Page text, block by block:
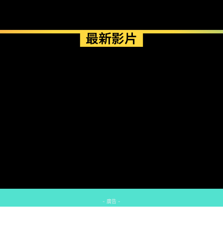
最新影片
- 廣告 -